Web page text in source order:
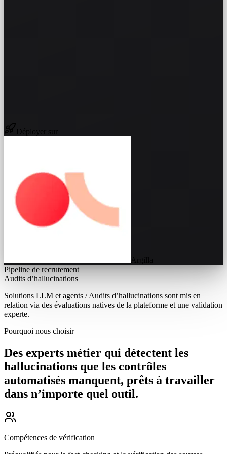
Déployer sur
Argilla
Pipeline de recrutement
Audits d’hallucinations
Solutions LLM et agents / Audits d’hallucinations sont mis en
relation via des évaluations natives de la plateforme et une validation
experte.
Pourquoi nous choisir
Des experts métier qui détectent les
hallucinations que les contrôles
automatisés manquent, prêts à travailler
dans n’importe quel outil.
Compétences de vérification